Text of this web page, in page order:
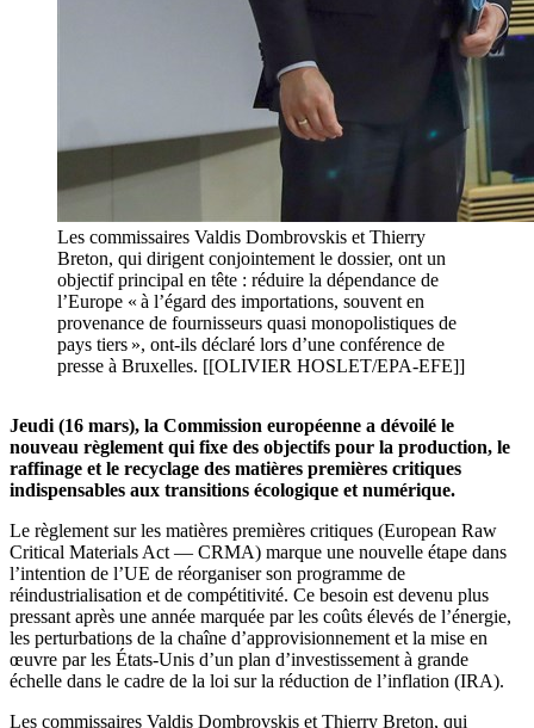
Les commissaires Valdis Dombrovskis et Thierry
Breton, qui dirigent conjointement le dossier, ont un
objectif principal en tête : réduire la dépendance de
l’Europe « à l’égard des importations, souvent en
provenance de fournisseurs quasi monopolistiques de
pays tiers », ont-ils déclaré lors d’une conférence de
presse à Bruxelles. [[OLIVIER HOSLET/EPA-EFE]]
Jeudi (16 mars), la Commission européenne a dévoilé le
nouveau règlement qui fixe des objectifs pour la production, le
raffinage et le recyclage des matières premières critiques
indispensables aux transitions écologique et numérique.
Le règlement sur les matières premières critiques (European Raw
Critical Materials Act — CRMA) marque une nouvelle étape dans
l’intention de l’UE de réorganiser son programme de
réindustrialisation et de compétitivité. Ce besoin est devenu plus
pressant après une année marquée par les coûts élevés de l’énergie,
les perturbations de la chaîne d’approvisionnement et la mise en
œuvre par les États-Unis d’un plan d’investissement à grande
échelle dans le cadre de la loi sur la réduction de l’inflation (IRA).
Les commissaires Valdis Dombrovskis et Thierry Breton, qui